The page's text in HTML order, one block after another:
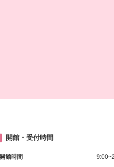
開館・受付時間
開館時間